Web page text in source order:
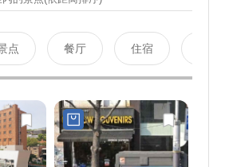
点 餐厅 住宿